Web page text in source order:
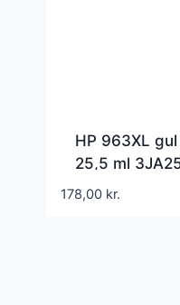
HP 963XL
25,5 ml
Kompatibel
178,00 kr.